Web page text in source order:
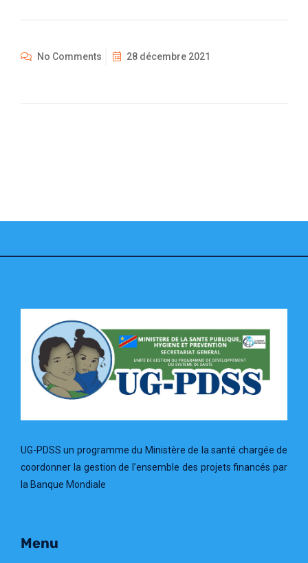
No Comments 28 décembre 2021
UG-PDSS un programme du Ministère de la santé chargée de
coordonner la gestion de l’ensemble des projets financés par
la Banque Mondiale
Menu